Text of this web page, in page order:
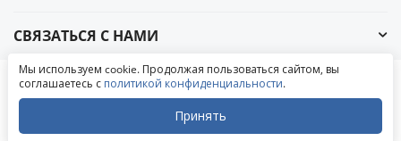
СВЯЗАТЬСЯ С НАМИ
© 2004-2026 «УралАвтоСаунд»
Написать в ВКонтакте
Написать в MAX
Мы используем cookie. Продолжая пользоваться сайтом, вы
соглашаетесь с политикой конфиденциальности.
Принять